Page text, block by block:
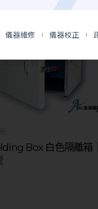
Box 白色隔離箱
儀器維修 儀器校正